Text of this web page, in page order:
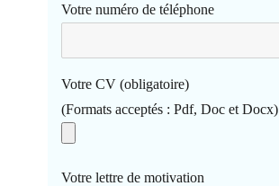
Votre numéro de téléphone
Votre CV (obligatoire)
(Formats acceptés : Pdf, Doc et Docx)
Votre lettre de motivation